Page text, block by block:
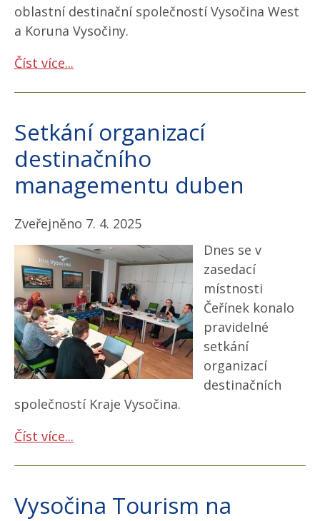
oblastní destinační společností Vysočina West
a Koruna Vysočiny.
Číst více...
Setkání organizací
destinačního
managementu duben
Zveřejněno 7. 4. 2025
Dnes se v
zasedací
místnosti
Čeřínek konalo
pravidelné
setkání
organizací
destinačních
společností Kraje Vysočina.
Číst více...
Vysočina Tourism na